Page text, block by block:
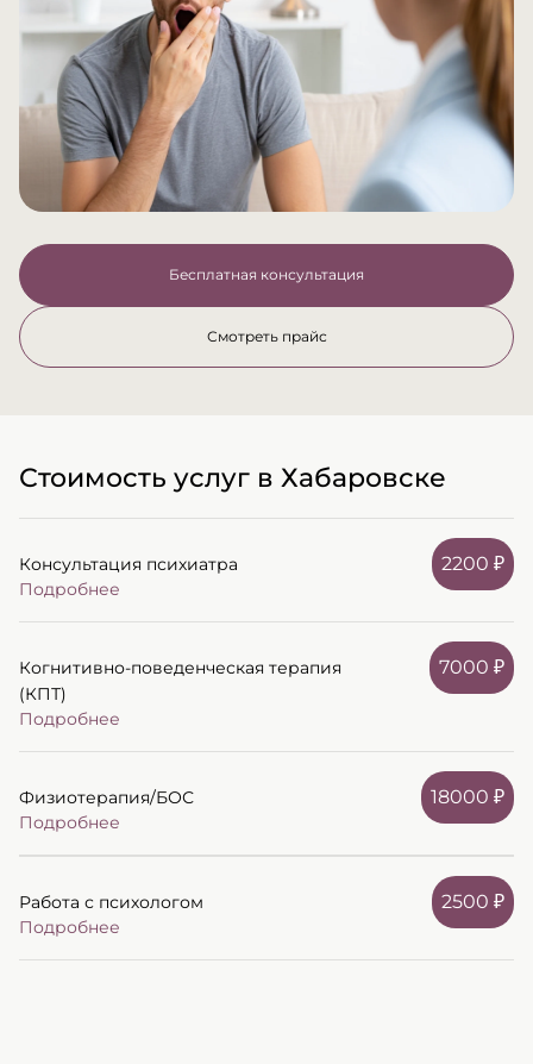
Бесплатная консультация
Смотреть прайс
Стоимость услуг в Хабаровске
Консультация психиатра
Подробнее
2200 ₽
Когнитивно-поведенческая терапия
(КПТ)
Подробнее
7000 ₽
Физиотерапия/БОС
Подробнее
18000 ₽
Работа с психологом
Подробнее
2500 ₽